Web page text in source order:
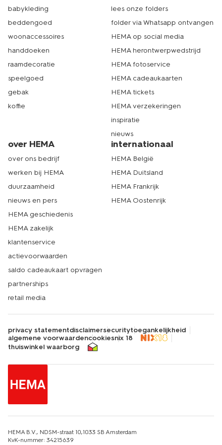
babykleding
beddengoed
woonaccessoires
handdoeken
raamdecoratie
speelgoed
gebak
koffie
lees onze folders
folder via Whatsapp ontvangen
HEMA op social media
HEMA herontwerpwedstrijd
HEMA fotoservice
HEMA cadeaukaarten
HEMA tickets
HEMA verzekeringen
inspiratie
nieuws
over HEMA
over ons bedrijf
werken bij HEMA
duurzaamheid
nieuws en pers
HEMA geschiedenis
HEMA zakelijk
klantenservice
actievoorwaarden
saldo cadeaukaart opvragen
partnerships
retail media
internationaal
HEMA België
HEMA Duitsland
HEMA Frankrijk
HEMA Oostenrijk
privacy statementdisclaimersecuritytoegankelijkheid
algemene voorwaardencookiesnix 18
thuiswinkel waarborg
HEMA B.V., NDSM-straat 10,1033 SB Amsterdam
KvK-nummer: 34215639